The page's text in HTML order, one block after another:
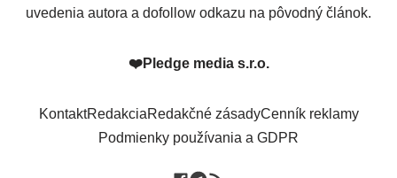
uvedenia autora a dofollow odkazu na pôvodný článok.
❤️Pledge media s.r.o.
KontaktRedakciaRedakčné zásadyCenník reklamy
Podmienky používania a GDPR